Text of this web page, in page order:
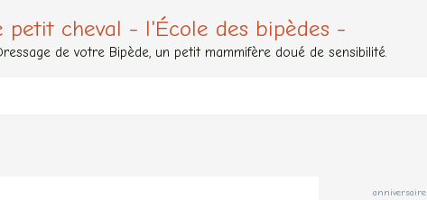
petit cheval - l'École des bipèdes -
de votre Bipède, un petit mammifère doué de sensibilité.
anniversaire